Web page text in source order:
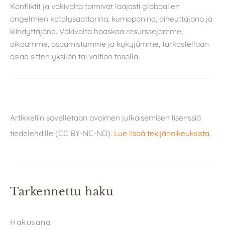
Konfliktit ja väkivalta toimivat laajasti globaalien
ongelmien katalysaattorina, kumppanina, aiheuttajana ja
kiihdyttäjänä. Väkivalta haaskaa resurssejamme,
aikaamme, osaamistamme ja kykyjämme, tarkastellaan
asiaa sitten yksilön tai valtion tasolla.
Artikkeliin sovelletaan avoimen julkaisemisen lisenssiä
tiedelehdille (CC BY-NC-ND). Lue lisää tekijänoikeuksista.
Tarkennettu haku
Hakusana